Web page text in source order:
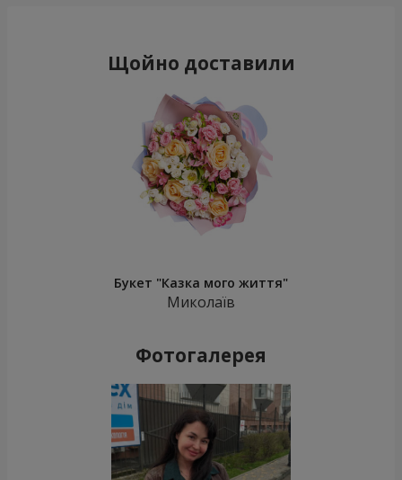
Щойно доставили
Букет "Казка мого життя"
Миколаїв
Фотогалерея